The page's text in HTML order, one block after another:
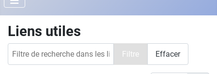
Liens utiles
Filtre Effacer